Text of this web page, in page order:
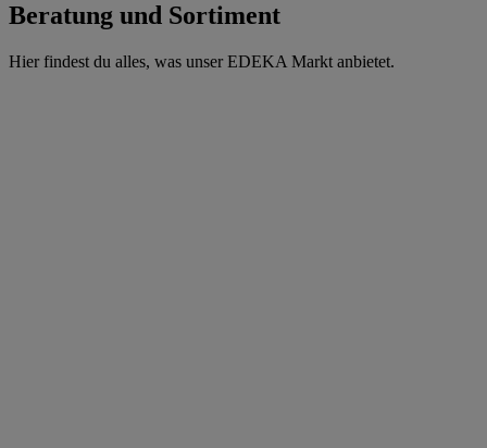
Beratung und Sortiment
Hier findest du alles, was unser EDEKA Markt anbietet.